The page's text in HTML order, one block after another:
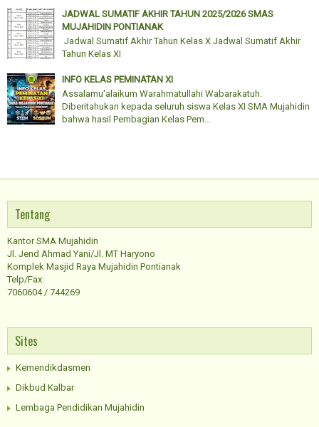
JADWAL SUMATIF AKHIR TAHUN 2025/2026 SMAS
MUJAHIDIN PONTIANAK
Jadwal Sumatif Akhir Tahun Kelas X Jadwal Sumatif Akhir
Tahun Kelas XI
INFO KELAS PEMINATAN XI
Assalamu'alaikum Warahmatullahi Wabarakatuh.
Diberitahukan kepada seluruh siswa Kelas XI SMA Mujahidin
bahwa hasil Pembagian Kelas Pem...
Tentang
Kantor SMA Mujahidin
Jl. Jend Ahmad Yani/Jl. MT Haryono
Komplek Masjid Raya Mujahidin Pontianak
Telp/Fax:
7060604 / 744269
Sites
Kemendikdasmen
Dikbud Kalbar
Lembaga Pendidikan Mujahidin